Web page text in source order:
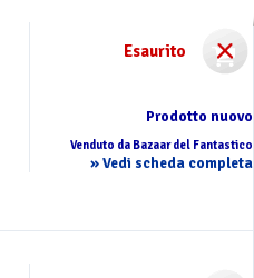
Esaurito
Prodotto nuovo
Venduto da Bazaar del Fantastico
» Vedi scheda completa